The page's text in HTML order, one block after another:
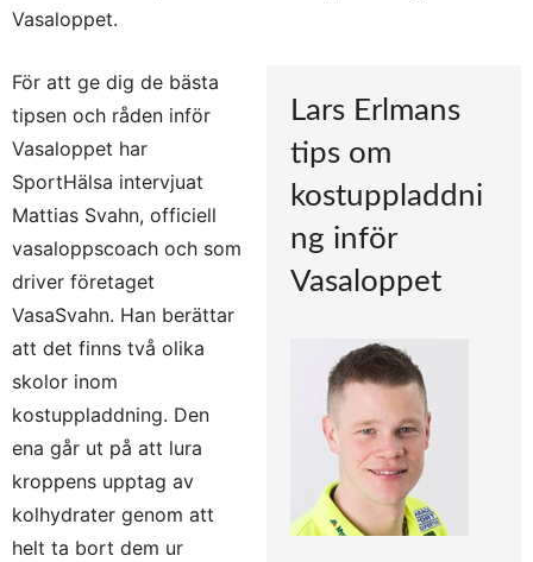
Vasaloppet.
Lars Erlmans
tips om
kostuppladdni
ng inför
Vasaloppet
För att ge dig de bästa
tipsen och råden inför
Vasaloppet har
SportHälsa intervjuat
Mattias Svahn, officiell
vasaloppscoach och som
driver företaget
VasaSvahn. Han berättar
att det finns två olika
skolor inom
kostuppladdning. Den
ena går ut på att lura
kroppens upptag av
kolhydrater genom att
helt ta bort dem ur